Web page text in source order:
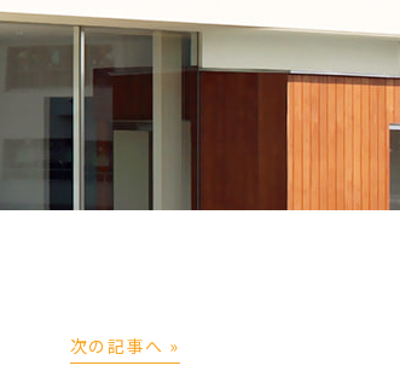
次の記事へ »